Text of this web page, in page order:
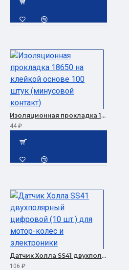
Изоляционная прокладка 18650 на клейкой основе 100 штук (минусовой контакт)
44 ₽
Датчик Холла SS41 двухполярный цифровой (10 шт.) для мотор-колёс и электроники
106 ₽